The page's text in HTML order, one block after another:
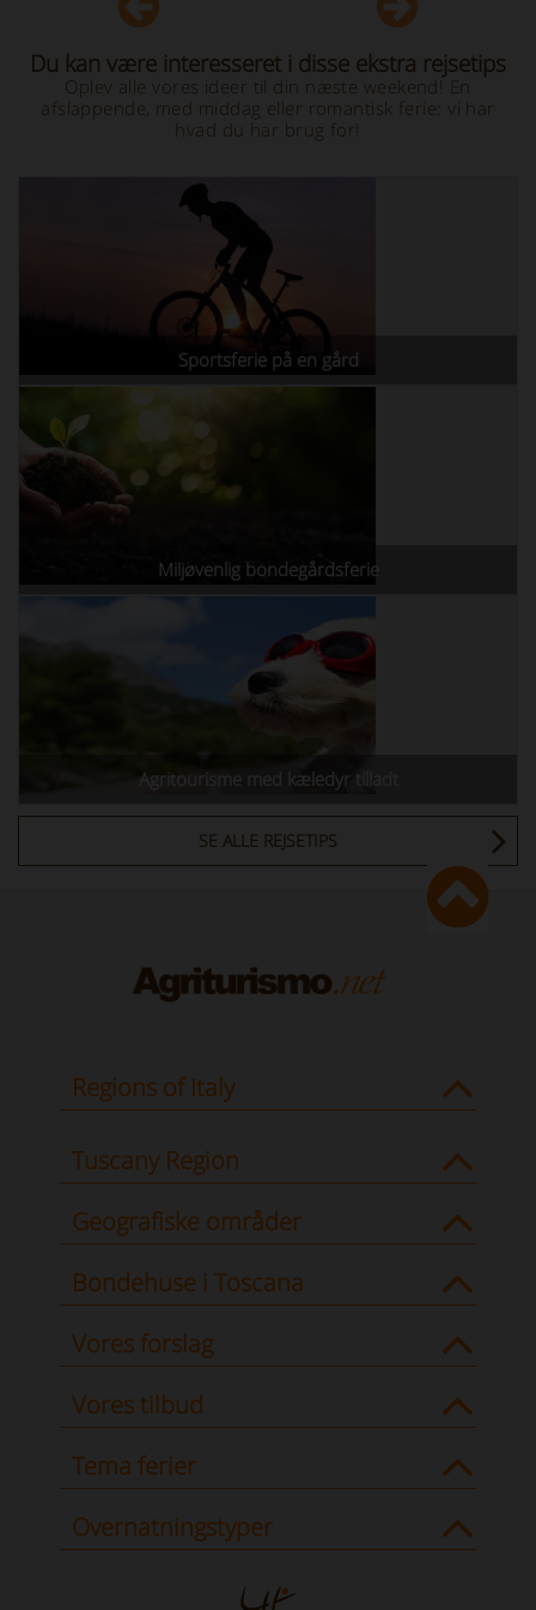
Du kan være interesseret i disse ekstra rejsetips
Oplev alle vores ideer til din næste weekend! En
afslappende, med middag eller romantisk ferie: vi har
hvad du har brug for!
Sportsferie på en gård
Miljøvenlig bondegårdsferie
Agritourisme med kæledyr tilladt
SE ALLE REJSETIPS
Regions of Italy
Tuscany Region
Geografiske områder
Bondehuse i Toscana
Vores forslag
Vores tilbud
Tema ferier
Overnatningstyper